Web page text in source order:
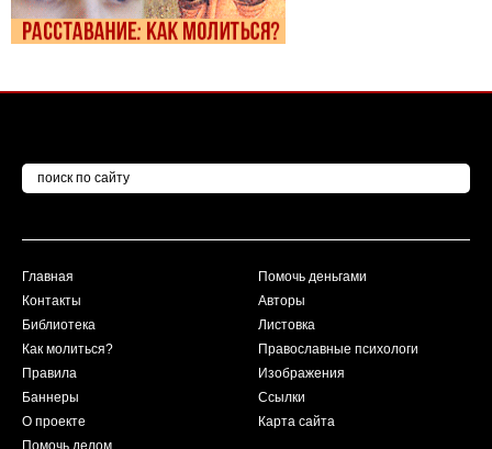
Главная
Контакты
Библиотека
Как молиться?
Правила
Баннеры
О проекте
Помочь деньгами
Авторы
Листовка
Православные психологи
Изображения
Ссылки
Карта сайта